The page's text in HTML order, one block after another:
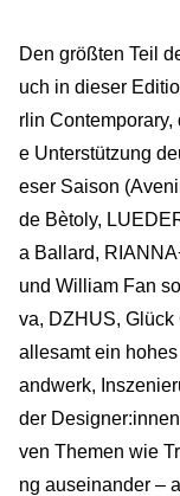
Den größten Teil
uch in dieser
rlin
e Unterstützung
eser Saison
de Bètoly,
a Ballard,
und William Fan
va, DZHUS, Glück
allesamt ein
andwerk,
der
ven Themen wie
ng auseinander –